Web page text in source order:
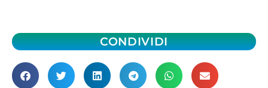
CONDIVIDI